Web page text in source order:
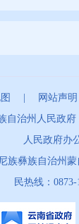
网站声明
自治州人民政
人民政府办
族彝族自治州
民热线：0873-